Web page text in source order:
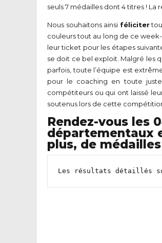
seuls 7 médailles dont 4 titres ! La
Nous souhaitons ainsi féliciter
couleurs tout au long de ce
leur ticket pour les étapes
se doit ce bel exploit. Malgré les
parfois, toute l’équipe est
pour le coaching en toute
compétiteurs ou qui ont laissé
soutenus lors de cette
Rendez-vous les
départementaux
plus, de
Les résultats détaillés